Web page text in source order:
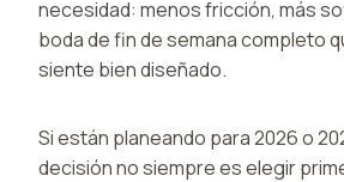
necesidad: menos fricción, más
boda de fin de semana completo
siente bien diseñado.
Si están planeando para 2026 o
decisión no siempre es elegir